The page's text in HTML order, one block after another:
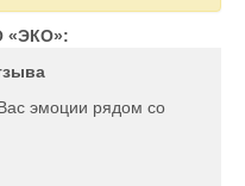
«ЭКО»:
эмоции рядом со